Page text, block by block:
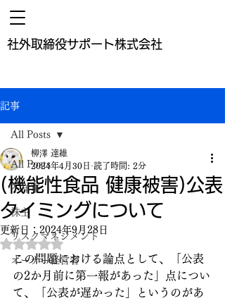
​社外取締役サポート株式会社
記事
All Posts
不祥事
株主
リスクマネジメント
オーナー経営者
All Posts
(機能性食品 健康被害)公表
タイミングについて
柳澤 達維
2024年4月30日 読了時間: 2分
更新日： 2024年9月28日
5つ星のうちNaNと評価されています。
この問題における論点として、「公表
の2か月前に第一報があった」点につい
て、「公表が遅かった」というのがあ